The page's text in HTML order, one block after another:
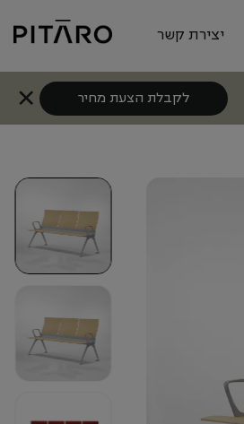
יצירת קשר
לקבלת הצעת מחיר
+